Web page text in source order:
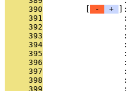
     390
- + ]:
     391
     392
     393
     394
     395
     396
     397
     398
     399